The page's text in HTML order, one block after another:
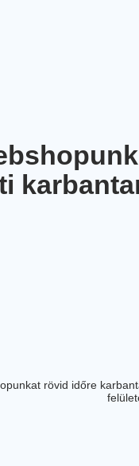
rövid időre